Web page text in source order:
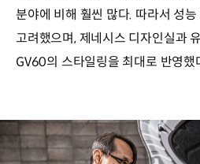
분야에 비해 훨씬 많다. 따라서 성
고려했으며, 제네시스 디자인실과
GV60의 스타일링을 최대로 반영했